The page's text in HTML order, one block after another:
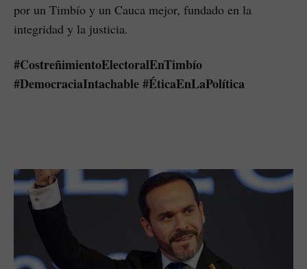
por un Timbío y un Cauca mejor, fundado en la
integridad y la justicia.
#CostreñimientoElectoralEnTimbío
#DemocraciaIntachable #ÉticaEnLaPolítica